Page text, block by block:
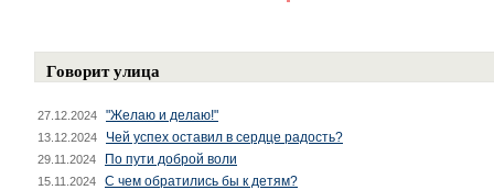
Говорит улица
27.12.2024 "Желаю и делаю!"
13.12.2024 Чей успех оставил в сердце радость?
29.11.2024 По пути доброй воли
15.11.2024 С чем обратились бы к детям?